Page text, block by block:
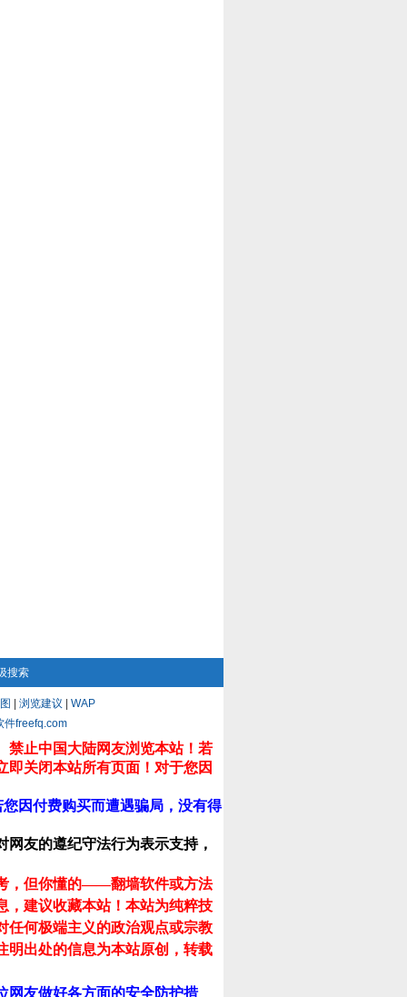
搜索
浏览建议
WAP
freefq.com
禁止中国大陆网友浏览本站！若
关闭本站所有页面！对于您因
因付费购买而遭遇骗局，没有得
友的遵纪守法行为表示支持，
，但你懂的——翻墙软件或方法
建议收藏本站！ 本站为纯粹技
任何极端主义的政治观点或宗教
明出处的信息为本站原创，转载
网友做好各方面的安全防护措